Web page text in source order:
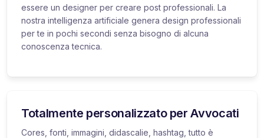
essere un designer per creare post professionali. La
nostra intelligenza artificiale genera design professionali
per te in pochi secondi senza bisogno di alcuna
conoscenza tecnica.
Totalmente personalizzato per Avvocati
Cores, fonti, immagini, didascalie, hashtag, tutto è